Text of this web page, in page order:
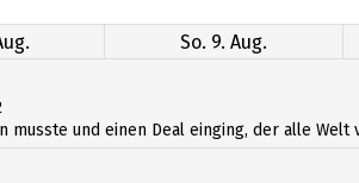
So. 9. Aug.
und einen Deal einging, der alle